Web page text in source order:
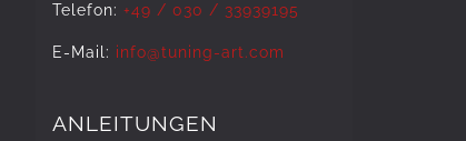
Telefon: +49 / 030 / 33939195
E-Mail: info@tuning-art.com
ANLEITUNGEN